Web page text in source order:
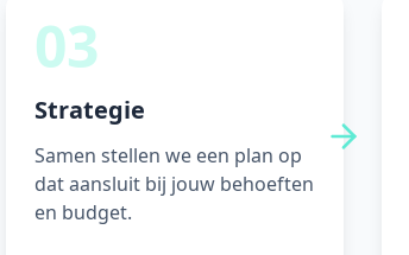
03
Strategie
Samen stellen we een plan op
dat aansluit bij jouw behoeften
en budget.